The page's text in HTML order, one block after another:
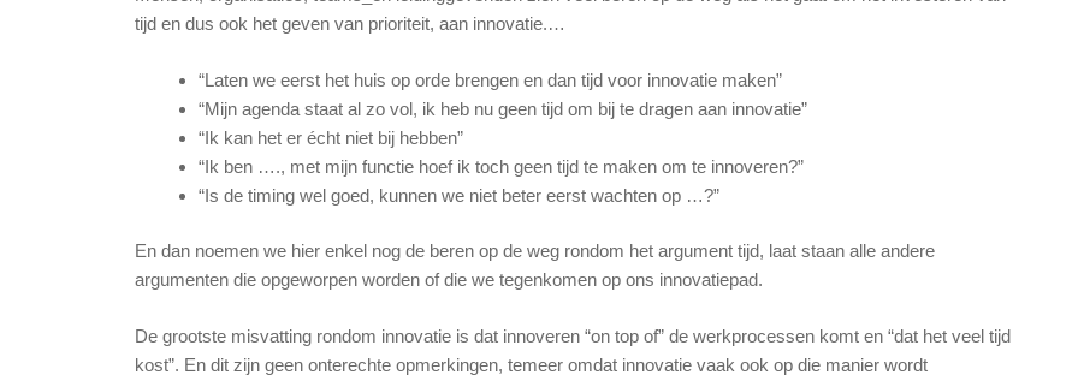
tijd en dus ook het geven van prioriteit, aan innovatie.…
“Laten we eerst het huis op orde brengen en dan tijd voor innovatie maken”
“Mijn agenda staat al zo vol, ik heb nu geen tijd om bij te dragen aan innovatie”
“Ik kan het er écht niet bij hebben”
“Ik ben …., met mijn functie hoef ik toch geen tijd te maken om te innoveren?”
“Is de timing wel goed, kunnen we niet beter eerst wachten op …?”
En dan noemen we hier enkel nog de beren op de weg rondom het argument tijd, laat staan alle andere
argumenten die opgeworpen worden of die we tegenkomen op ons innovatiepad.
De grootste misvatting rondom innovatie is dat innoveren “on top of” de werkprocessen komt en “dat het veel tijd
kost”. En dit zijn geen onterechte opmerkingen, temeer omdat innovatie vaak ook op die manier wordt